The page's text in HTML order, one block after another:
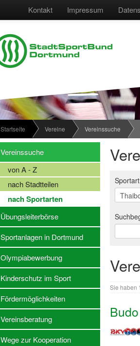
Kontakt Impressum
Startseite Vereine Vereinssuche
Vereinssuche
von A - Z
nach Stadtteilen
nach Sportarten
Übungsleiterbörse
Sportanlagen in Dortmund
Olympiabewerbung
Kinderschutz im Sport
Fördermöglichkeiten
Vereinsberatung
Wege zur Kooperation
Sie haben